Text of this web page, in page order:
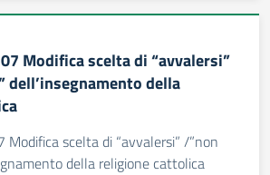
Modifica scelta di “avvalersi”
dell’insegnamento della
Modifica scelta di “avvalersi” /”non
della religione cattolica